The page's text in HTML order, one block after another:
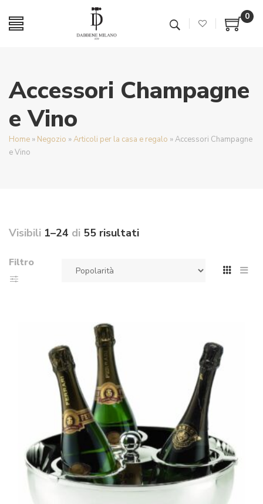
0
Accessori Champagne
e Vino
Home » Negozio »Articoli per la casa e regalo »Accessori Champagne
e Vino
Visibili 1–24 di 55 risultati
Filtro